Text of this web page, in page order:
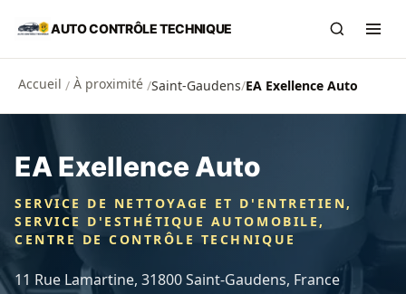
Aller au contenu principal
AUTO CONTRÔLE TECHNIQUE
Accueil / À proximité /Saint-Gaudens/EA Exellence Auto
EA Exellence Auto
SERVICE DE NETTOYAGE ET D'ENTRETIEN,
SERVICE D'ESTHÉTIQUE AUTOMOBILE,
CENTRE DE CONTRÔLE TECHNIQUE
11 Rue Lamartine, 31800 Saint-Gaudens, France